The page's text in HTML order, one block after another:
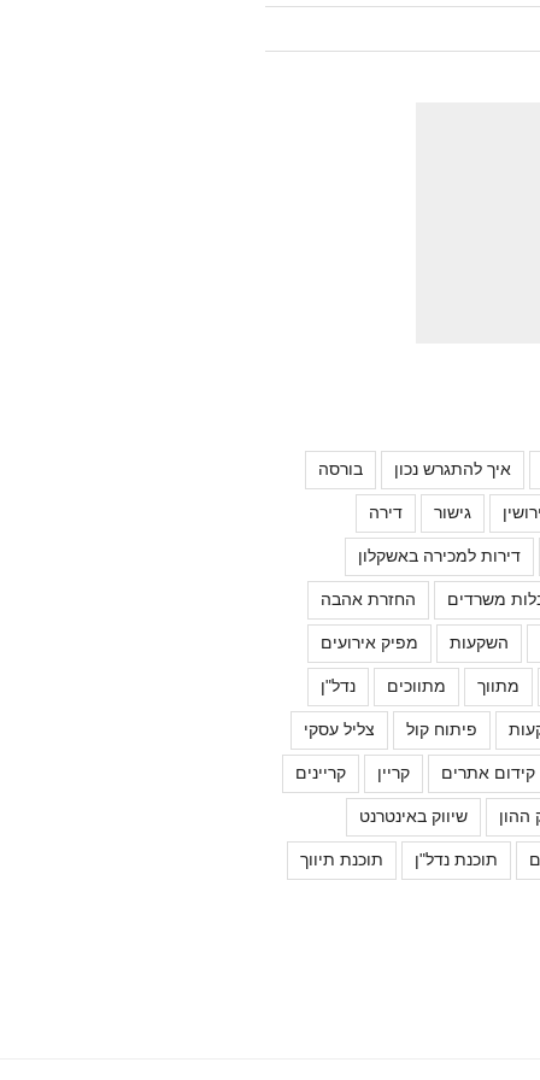
איך להתגרש נכון בורסה
גישור דירה
דירות למכירה באשקלון
משרדים החזרת אהבה
השקעות מפיק אירועים
מתווך מתווכים נדל"ן
פיתוח קול צליל עסקי
קידום אתרים קריין קריינים
ההון שיווק באינטרנט
תוכנת נדל"ן תוכנת תיווך